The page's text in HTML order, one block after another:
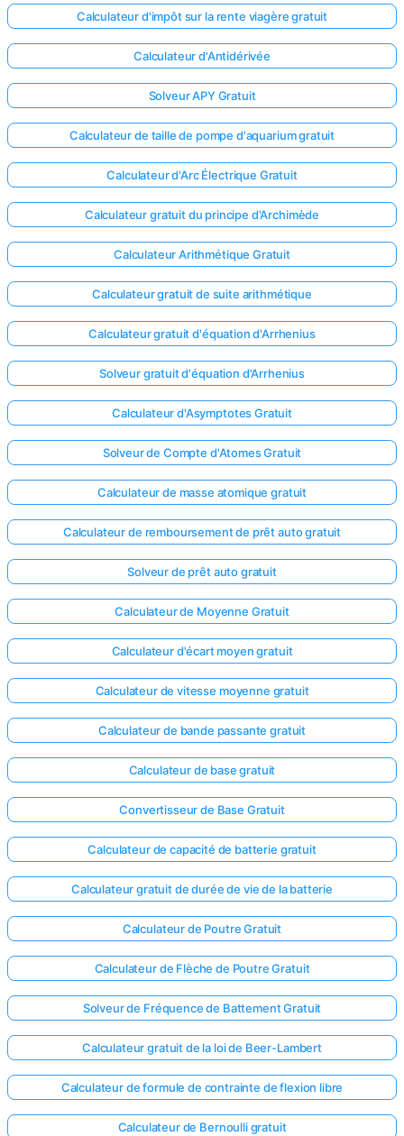
Posez
votre
Calculateur d'impôt sur la rente viagère gratuit
Calculateur d'Antidérivée
Solveur APY Gratuit
Calculateur de taille de pompe d'aquarium gratuit
Calculateur d'Arc Électrique Gratuit
Calculateur gratuit du principe d'Archimède
Calculateur Arithmétique Gratuit
Calculateur gratuit de suite arithmétique
Calculateur gratuit d'équation d'Arrhenius
Solveur gratuit d'équation d'Arrhenius
Calculateur d'Asymptotes Gratuit
Solveur de Compte d'Atomes Gratuit
Calculateur de masse atomique gratuit
Calculateur de remboursement de prêt auto gratuit
Solveur de prêt auto gratuit
Calculateur de Moyenne Gratuit
Calculateur d'écart moyen gratuit
Calculateur de vitesse moyenne gratuit
Calculateur de bande passante gratuit
Calculateur de base gratuit
Convertisseur de Base Gratuit
Calculateur de capacité de batterie gratuit
Calculateur gratuit de durée de vie de la batterie
Calculateur de Poutre Gratuit
Calculateur de Flèche de Poutre Gratuit
Solveur de Fréquence de Battement Gratuit
Calculateur gratuit de la loi de Beer-Lambert
Calculateur de formule de contrainte de flexion libre
Calculateur de Bernoulli gratuit